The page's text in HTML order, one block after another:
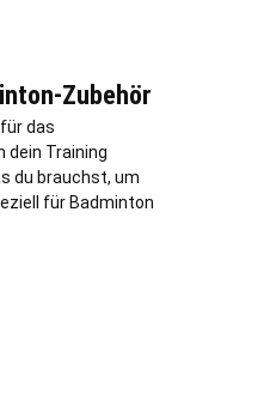
Zubehör
das
dein Training
du brauchst, um
für Badminton